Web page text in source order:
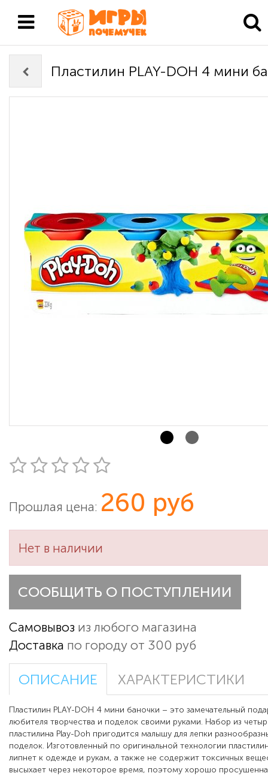
Пластилин PLAY-DOH 4 мини
Прошлая цена: 260 руб
Нет в наличии
СООБЩИТЬ О ПОСТУПЛЕНИИ
Самовывоз из любого магазина
Доставка по городу от 300 руб
ОПИСАНИЕ ХАРАКТЕРИСТИКИ
Пластилин PLAY-DOH 4 мини баночки – это замечательный
любителя творчества и поделок своими руками. Набор из
пластилина Play-Doh пригодится малышу для лепки
поделок. Изготовленный по оригинальной технологии
липнет к одежде и рукам, а также не содержит токсичных
высыхает через некоторое время, поэтому хорошо